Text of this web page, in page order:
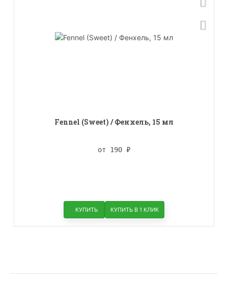
Fennel (Sweet) / Фенхель, 15 мл
от 190 ₽
КУПИТЬ КУПИТЬ В 1 КЛИК